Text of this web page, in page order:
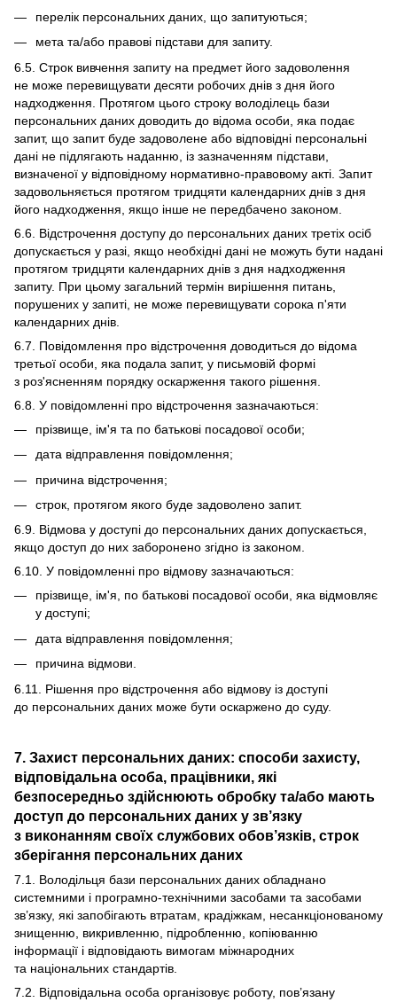
перелік персональних даних, що запитуються;
мета та/або правові підстави для запиту.
6.5. Строк вивчення запиту на предмет його задоволення
не може перевищувати десяти робочих днів з дня його
надходження. Протягом цього строку володілець бази
персональних даних доводить до відома особи, яка подає
запит, що запит буде задоволене або відповідні персональні
дані не підлягають наданню, із зазначенням підстави,
визначеної у відповідному нормативно-правовому акті. Запит
задовольняється протягом тридцяти календарних днів з дня
його надходження, якщо інше не передбачено законом.
6.6. Відстрочення доступу до персональних даних третіх осіб
допускається у разі, якщо необхідні дані не можуть бути надані
протягом тридцяти календарних днів з дня надходження
запиту. При цьому загальний термін вирішення питань,
порушених у запиті, не може перевищувати сорока п'яти
календарних днів.
6.7. Повідомлення про відстрочення доводиться до відома
третьої особи, яка подала запит, у письмовій формі
з роз'ясненням порядку оскарження такого рішення.
6.8. У повідомленні про відстрочення зазначаються:
прізвище, ім'я та по батькові посадової особи;
дата відправлення повідомлення;
причина відстрочення;
строк, протягом якого буде задоволено запит.
6.9. Відмова у доступі до персональних даних допускається,
якщо доступ до них заборонено згідно із законом.
6.10. У повідомленні про відмову зазначаються:
прізвище, ім'я, по батькові посадової особи, яка відмовляє
у доступі;
дата відправлення повідомлення;
причина відмови.
6.11. Рішення про відстрочення або відмову із доступі
до персональних даних може бути оскаржено до суду.
7. Захист персональних даних: способи захисту,
відповідальна особа, працівники, які
безпосередньо здійснюють обробку та/або мають
доступ до персональних даних у зв’язку
з виконанням своїх службових обов’язків, строк
зберігання персональних даних
7.1. Володільця бази персональних даних обладнано
системними і програмно-технічними засобами та засобами
зв’язку, які запобігають втратам, крадіжкам, несанкціонованому
знищенню, викривленню, підробленню, копіюванню
інформації і відповідають вимогам міжнародних
та національних стандартів.
7.2. Відповідальна особа організовує роботу, пов’язану